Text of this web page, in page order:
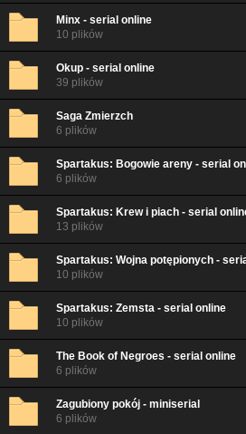
Minx - serial online
10 plików
Okup - serial online
39 plików
Saga Zmierzch
6 plików
Spartakus: Bogowie areny - serial
6 plików
Spartakus: Krew i piach - serial
13 plików
Spartakus: Wojna potępionych -
10 plików
Spartakus: Zemsta - serial online
10 plików
The Book of Negroes - serial online
6 plików
Zagubiony pokój - miniserial
6 plików